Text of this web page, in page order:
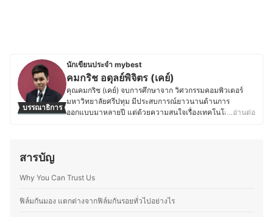
บรรณาธิการ
นักเขียนประจำ mybest
คมกริช อดุลย์พิจิตร (เคย์)
คุณคมกริช (เคย์) จบการศึกษาจาก วิศวกรรมคอมพิวเตอร์
มหาวิทยาลัยศรีปทุม มีประสบการณ์ยาวนานด้านการ
ออกแบบมาหลายปี แต่ด้วยความสนใจเรื่องเทคโนโลยีใหม่ ๆ
เทคโนโลยี คุณเคย์ยังสนใจวงการเกม และมีบทบาทสำคัญใน
Predator League และ Thailand Mobile Expo ปัจจุบันคุณ
…อ่านต่อ
สารบัญ
Why You Can Trust Us
ฟิล์มกันมอง แตกต่างจากฟิล์มกันรอยทั่วไปอย่างไร